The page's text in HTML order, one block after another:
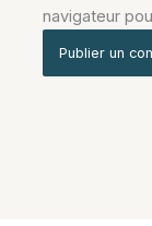
navigateur